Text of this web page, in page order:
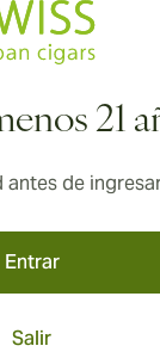
21
de
Entrar
Salir
disponible a